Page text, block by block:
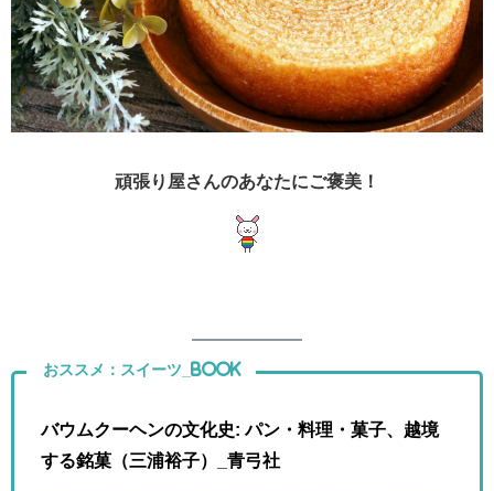
頑張り屋さんのあなたにご褒美！
おススメ：スイーツ_Book
バウムクーヘンの文化史: パン・料理・菓子、越境
する銘菓（三浦裕子）_青弓社